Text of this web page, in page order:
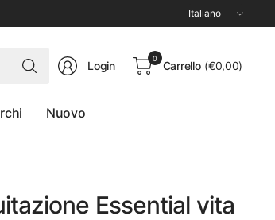
Aggiorna
paese/area
Cerca
qualsiasi
Login
0
Carrello (€0,00)
Nuovo
Essential vita